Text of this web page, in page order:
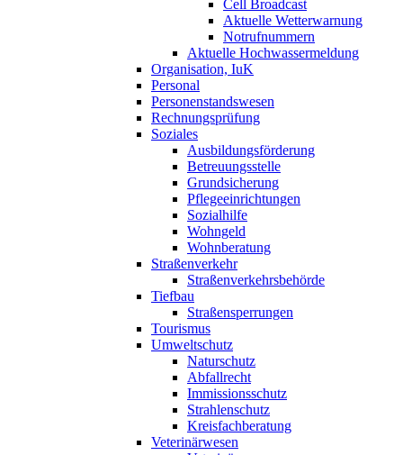
Cell Broadcast
Aktuelle Wetterwarnung
Notrufnummern
Aktuelle Hochwassermeldung
Organisation, IuK
Personal
Personenstandswesen
Rechnungsprüfung
Soziales
Ausbildungsförderung
Betreuungsstelle
Grundsicherung
Pflegeeinrichtungen
Sozialhilfe
Wohngeld
Wohnberatung
Straßenverkehr
Straßenverkehrsbehörde
Tiefbau
Straßensperrungen
Tourismus
Umweltschutz
Naturschutz
Abfallrecht
Immissionsschutz
Strahlenschutz
Kreisfachberatung
Veterinärwesen